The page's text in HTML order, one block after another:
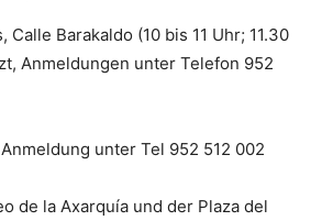
Barakaldo (10 bis 11 Uhr; 11.30
Anmeldungen unter Telefon 952
unter Tel 952 512 002
de la Axarquía und der Plaza del